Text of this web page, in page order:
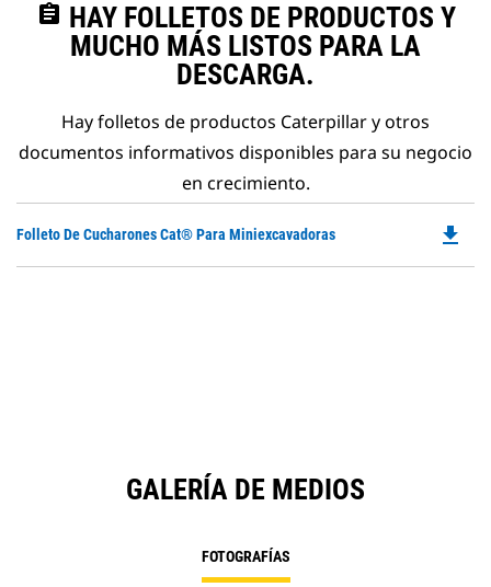
assignment HAY FOLLETOS DE PRODUCTOS Y
MUCHO MÁS LISTOS PARA LA
DESCARGA.
Hay folletos de productos Caterpillar y otros
documentos informativos disponibles para su negocio
en crecimiento.
Folleto De Cucharones Cat® Para Miniexcavadoras file_download
GALERÍA DE MEDIOS
FOTOGRAFÍAS